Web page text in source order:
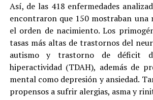
Así, de las 418 enfermedades
encontraron que 150 mostraban una
el orden de nacimiento. Los
tasas más altas de trastornos del
autismo y trastorno de déficit
hiperactividad (TDAH), además de
mental como depresión y ansiedad.
propensos a sufrir alergias, asma y